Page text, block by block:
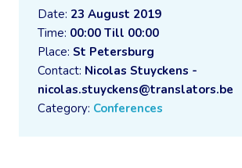
Date: 23 August 2019
Time: 00:00 Till 00:00
Place: St Petersburg
Contact: Nicolas Stuyckens -
nicolas.stuyckens@translators.be
Category: Conferences